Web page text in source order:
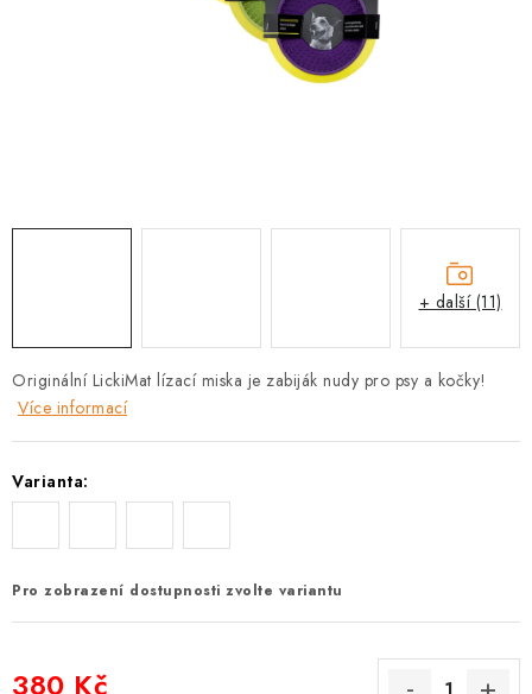
O nás Kontakty
Doprava a platba
Zásady použivání souboru cookies
Hodnocení obchodu
FAQ
Originální LickiMat lízací miska je zabiják nudy pro psy a kočky!
Více informací
Varianta:
Pro zobrazení dostupnosti zvolte variantu
380 Kč
+ další (11)